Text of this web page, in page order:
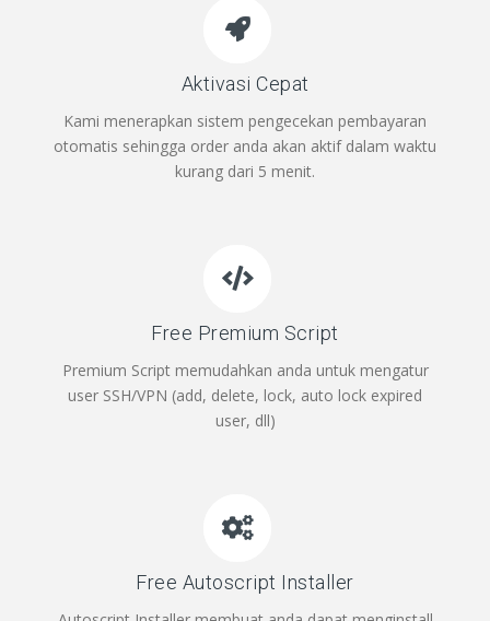
Aktivasi Cepat
Kami menerapkan sistem pengecekan pembayaran
otomatis sehingga order anda akan aktif dalam waktu
kurang dari 5 menit.
Free Premium Script
Premium Script memudahkan anda untuk mengatur
user SSH/VPN (add, delete, lock, auto lock expired
user, dll)
Free Autoscript Installer